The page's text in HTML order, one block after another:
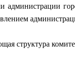
администрации
структура